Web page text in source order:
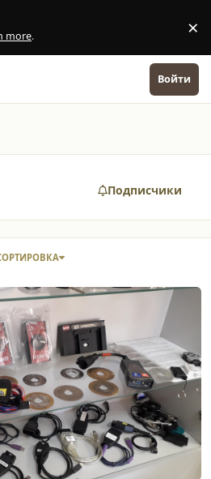
more. ×
Войти
Подписчики
перечень.